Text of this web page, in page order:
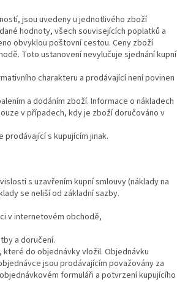
jsou uvedeny u jednotlivého zboží
hodnoty, všech souvisejících poplatků a
obvyklou poštovní cestou. Ceny zboží
Toto ustanovení nevylučuje sjednání kupní
charakteru a prodávající není povinen
a dodáním zboží. Informace o nákladech
v případech, kdy je zboží doručováno v
s kupujícím jinak.
s uzavřením kupní smlouvy (náklady na
se neliší od základní sazby.
v internetovém obchodě,
a doručení.
do objednávky vložil. Objednávku
jsou prodávajícím považovány za
formuláři a potvrzení kupujícího